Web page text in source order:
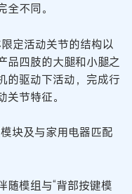
不同。
定活动关节的结构以
品四肢的大腿和小腿之
的驱动下活动，完成行
节特征。
块及与家用电器匹配
随模组与“背部按键模